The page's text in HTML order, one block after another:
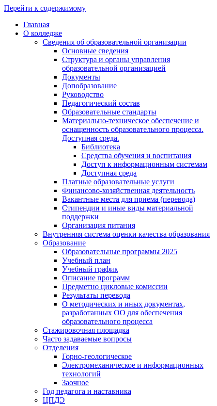
Перейти к содержимому
Главная
О колледже
Сведения об образовательной организации
Основные сведения
Структура и органы управления
образовательной организацией
Документы
Допобразование
Руководство
Педагогический состав
Образовательные стандарты
Материально-техническое обеспечение и
оснащенность образовательного процесса.
Доступная среда.
Библиотека
Средства обучения и воспитания
Доступ к информационным системам
Доступная среда
Платные образовательные услуги
Финансово-хозяйственная деятельность
Вакантные места для приема (перевода)
Стипендии и иные виды материальной
поддержки
Организация питания
Внутренняя система оценки качества образования
Образование
Образовательные программы 2025
Учебный план
Учебный график
Описание программ
Предметно цикловые комиссии
Результаты перевода
О методических и иных документах,
разработанных ОО для обеспечения
образовательного процесса
Стажировочная площадка
Часто задаваемые вопросы
Отделения
Горно-геологическое
Электромеханическое и информационных
технологий
Заочное
Год педагога и наставника
ЦПДЭ